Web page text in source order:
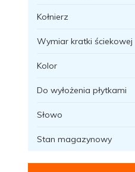
Kołnierz
Wymiar kratki ściekowej
Kolor
Do wyłożenia płytkami
Słowo
Stan magazynowy